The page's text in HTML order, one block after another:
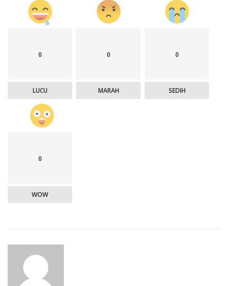
0
LUCU
0
MARAH
0
SEDIH
0
WOW